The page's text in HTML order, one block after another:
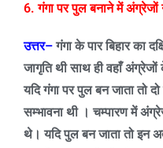
6.गंगा पर पुल बनाने में अंग्रेजों
उत्तर– गंगा के पार बिहार का
जागृति थी साथ ही वहाँ
यदि गंगा पर पुल बन जाता तो
सम्भावना थी । चम्पारण में
थे। यदि पुल बन जाता तो इन